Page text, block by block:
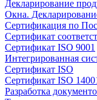
Декларирование
Окна.
Сертификация по
Сертификат
Сертификат ISO 9001
Интегрированная
Сертификат ISO
Сертификат ISO
Разработка